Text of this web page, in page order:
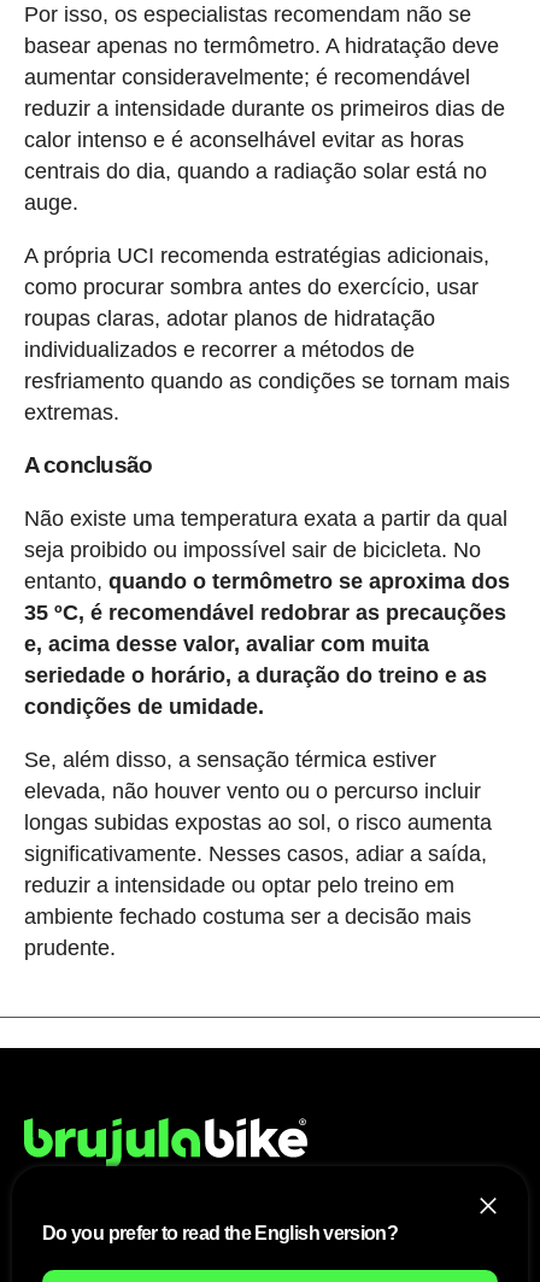
Por isso, os especialistas recomendam não se
basear apenas no termômetro. A hidratação deve
aumentar consideravelmente; é recomendável
reduzir a intensidade durante os primeiros dias de
calor intenso e é aconselhável evitar as horas
centrais do dia, quando a radiação solar está no
auge.
A própria UCI recomenda estratégias adicionais,
como procurar sombra antes do exercício, usar
roupas claras, adotar planos de hidratação
individualizados e recorrer a métodos de
resfriamento quando as condições se tornam mais
extremas.
A conclusão
Não existe uma temperatura exata a partir da qual
seja proibido ou impossível sair de bicicleta. No
entanto, quando o termômetro se aproxima dos
35 ºC, é recomendável redobrar as precauções
e, acima desse valor, avaliar com muita
seriedade o horário, a duração do treino e as
condições de umidade.
Se, além disso, a sensação térmica estiver
elevada, não houver vento ou o percurso incluir
longas subidas expostas ao sol, o risco aumenta
significativamente. Nesses casos, adiar a saída,
reduzir a intensidade ou optar pelo treino em
ambiente fechado costuma ser a decisão mais
prudente.
NÓSDo you prefer to read the English version?